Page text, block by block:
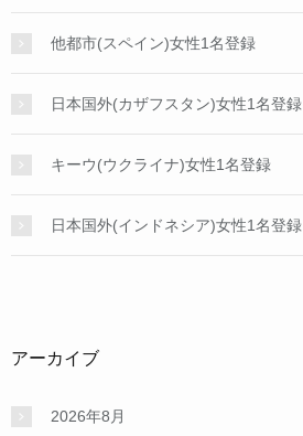
他都市(スペイン)女性1名登録
日本国外(カザフスタン)女性1名登録
キーウ(ウクライナ)女性1名登録
日本国外(インドネシア)女性1名登録
アーカイブ
2026年8月